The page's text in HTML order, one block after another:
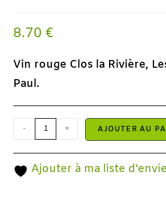
8.70 €
Vin rouge Clos la Rivière,
Paul.
- + AJOUTER AU
Ajouter à ma liste